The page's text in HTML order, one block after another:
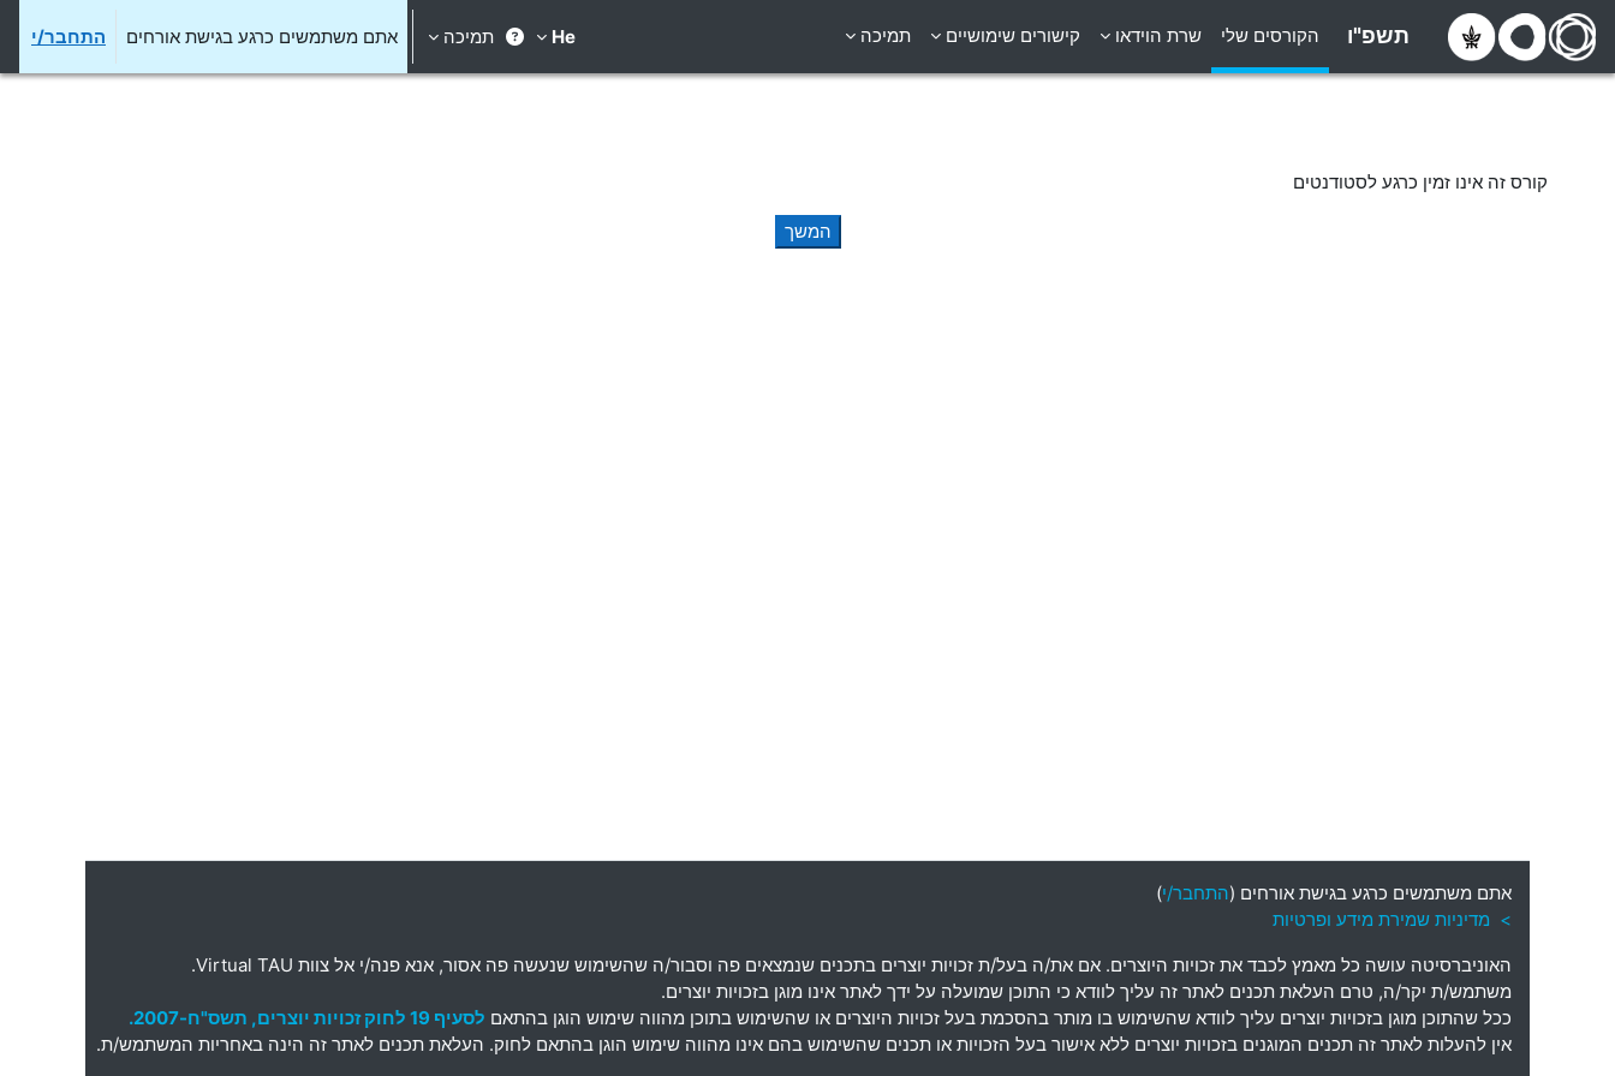
דילוג לתוכן הראשי
תשפ"ו הקורסים שלי שרת הוידאו קישורים שימושיים תמיכה He תמיכה אתם משתמשים כרגע בגישת אורחים התחבר/י
קורס זה אינו זמין כרגע לסטודנטים
המשך
אתם משתמשים כרגע בגישת אורחים (התחבר/י)
> מדיניות שמירת מידע ופרטיות
האוניברסיטה עושה כל מאמץ לכבד את זכויות היוצרים. אם את/ה בעל/ת זכויות יוצרים בתכנים שנמצאים פה וסבור/ה שהשימוש שנעשה פה אסור, אנא פנה/י אל צוות Virtual TAU.
משתמש/ת יקר/ה, טרם העלאת תכנים לאתר זה עליך לוודא כי התוכן שמועלה על ידך לאתר אינו מוגן בזכויות יוצרים.
ככל שהתוכן מוגן בזכויות יוצרים עליך לוודא שהשימוש בו מותר בהסכמת בעל זכויות היוצרים או שהשימוש בתוכן מהווה שימוש הוגן בהתאם לסעיף 19 לחוק זכויות יוצרים, תשס"ח-2007.
אין להעלות לאתר זה תכנים המוגנים בזכויות יוצרים ללא אישור בעל הזכויות או תכנים שהשימוש בהם אינו מהווה שימוש הוגן בהתאם לחוק. העלאת תכנים לאתר זה הינה באחריות המשתמש/ת.